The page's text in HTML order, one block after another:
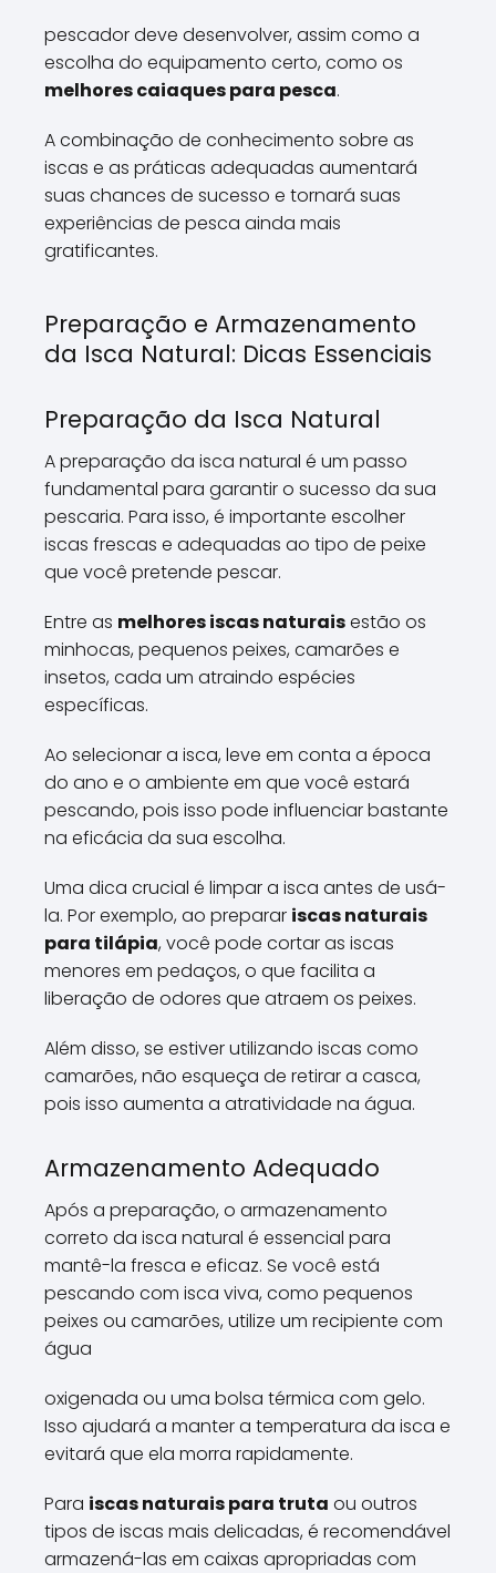
pescador deve desenvolver, assim como a
escolha do equipamento certo, como os
melhores caiaques para pesca.
A combinação de conhecimento sobre as
iscas e as práticas adequadas aumentará
suas chances de sucesso e tornará suas
experiências de pesca ainda mais
gratificantes.
Preparação e Armazenamento
da Isca Natural: Dicas Essenciais
Preparação da Isca Natural
A preparação da isca natural é um passo
fundamental para garantir o sucesso da sua
pescaria. Para isso, é importante escolher
iscas frescas e adequadas ao tipo de peixe
que você pretende pescar.
Entre as melhores iscas naturaisestão os
minhocas, pequenos peixes, camarões e
insetos, cada um atraindo espécies
específicas.
Ao selecionar a isca, leve em conta a época
do ano e o ambiente em que você estará
pescando, pois isso pode influenciar bastante
na eficácia da sua escolha.
Uma dica crucial é limpar a isca antes de usá-
la. Por exemplo, ao preparar iscas naturais
para tilápia, você pode cortar as iscas
menores em pedaços, o que facilita a
liberação de odores que atraem os peixes.
Além disso, se estiver utilizando iscas como
camarões, não esqueça de retirar a casca,
pois isso aumenta a atratividade na água.
Armazenamento Adequado
Após a preparação, o armazenamento
correto da isca natural é essencial para
mantê-la fresca e eficaz. Se você está
pescando com isca viva, como pequenos
peixes ou camarões, utilize um recipiente com
água
oxigenada ou uma bolsa térmica com gelo.
Isso ajudará a manter a temperatura da isca e
evitará que ela morra rapidamente.
Para iscas naturais para truta ou outros
tipos de iscas mais delicadas, é recomendável
armazená-las em caixas apropriadas com